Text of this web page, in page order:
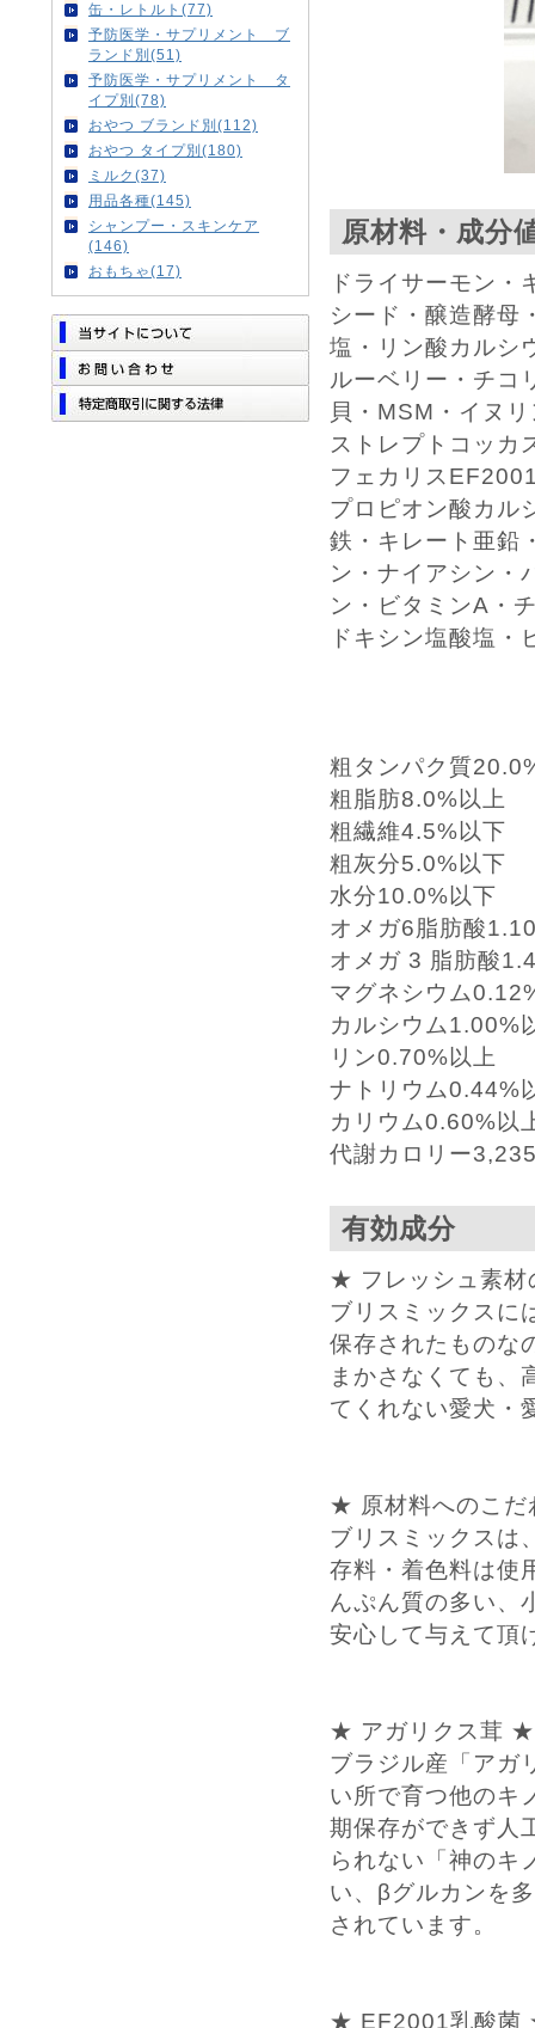
缶・レトルト(77)
予防医学・サプリメント ブ
ランド別(51)
予防医学・サプリメント タ
イプ別(78)
おやつ ブランド別(112)
おやつ タイプ別(180)
ミルク(37)
用品各種(145)
シャンプー・スキンケア
(146)
おもちゃ(17)
原材料・成分
ドライサーモン
シード・醸造酵母
塩・リン酸カルシ
ルーベリー・チコ
貝・MSM・イヌ
ストレプトコッカ
フェカリス
プロピオン酸カル
鉄・キレート亜鉛
ン・ナイアシン・
ン・ビタミンA・
ドキシン塩酸塩
粗タンパク質
粗脂肪8.0%以上
粗繊維4.5%以下
粗灰分5.0%以下
水分10.0%以下
オメガ6脂肪酸
オメガ 3 脂肪酸
マグネシウム
カルシウム1.00%
リン0.70%以上
ナトリウム0.44%
カリウム0.60%以
代謝カロリー
有効成分
★ フレッシュ素
ブリスミックスに
保存されたものな
まかさなくても、
てくれない愛犬・
★ 原材料へのこ
ブリスミックスは
存料・着色料は使
んぷん質の多い、
安心して与えて頂
★ アガリクス茸 ★
ブラジル産「アガ
い所で育つ他のキ
期保存ができず人
られない「神のキ
い、βグルカンを
されています。
★ EF2001乳酸菌